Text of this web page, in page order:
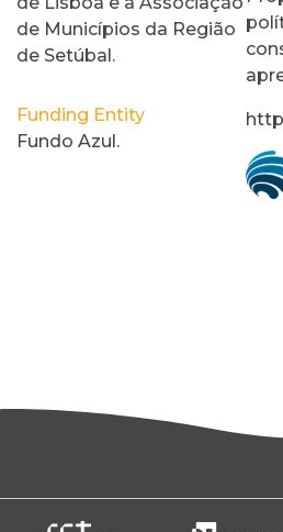
de Municípios da Região
de Setúbal.
Funding Entity
Fundo Azul.